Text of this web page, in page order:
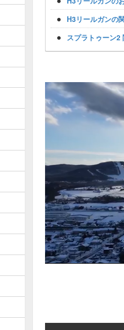
H3リールガンの
スプラトゥーン2